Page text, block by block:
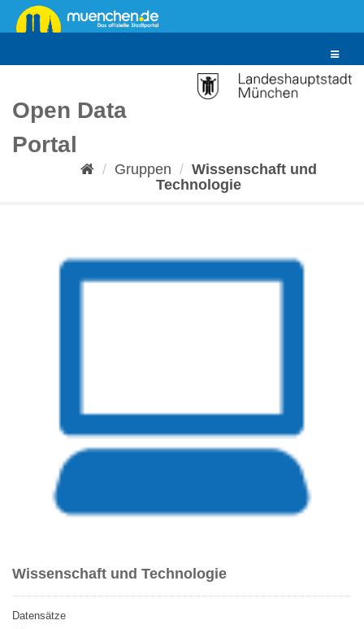
Überspringen
zum
Toggle
Open Data
Portal
Gruppen
Wissenschaft und
Technologie
Wissenschaft und Technologie
Datensätze